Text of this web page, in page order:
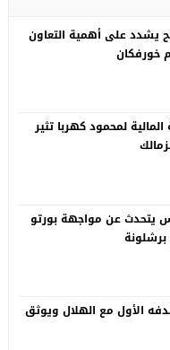
يشدد على أهمية التعاون
خورفكان
المالية لمحمود كهربا تثير
يتحدث عن مواجهة بورتو
الأول مع الهلال ويوثق